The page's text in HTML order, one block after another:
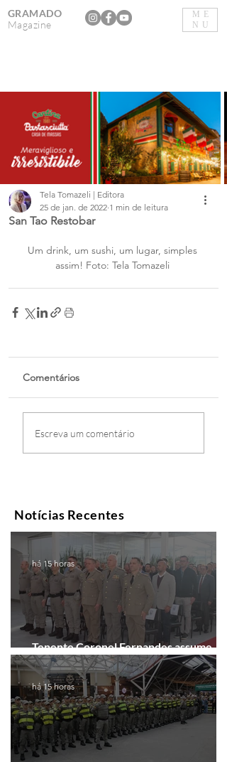
ME
NU
GRAMADO
Magazine
San Tao Restobar
Tela Tomazeli | Editora
25 de jan. de 2022 1 min de leitura
Um drink, um sushi, um lugar, simples
assim! Foto: Tela Tomazeli
Comentários
Escreva um comentário
Notícias Recentes
Tenente Coronel Fernandes assume
comando do 41º BPM em Gramado
há 15 horas
há 15 horas